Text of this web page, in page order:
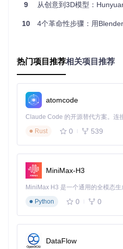
t"并勾选启用 → 在插件设置界面
确保API密钥格式正确，不含多
首次使用时建议从简单指令开
若生成结果不符合预期，尝试
个边长为2米的黄色立方体，
复杂场景建议分步骤描述，避
室内设计快速原型
"在场景中添加一个3米×5米的地
发，沙发前添加一个圆形茶几，
要至少20分钟的手动操作。
路径，设置200帧的旋转动画，
9 从创意到3D模型：
10 4个革命性步骤：用
热门项目推荐相关项目推荐
atomcode
Rust
0 539
MiniMax-H3
Python
0 0
DataFlow